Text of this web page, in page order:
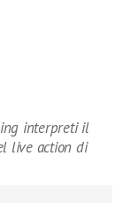
interpreti il
live action di